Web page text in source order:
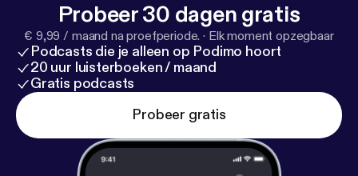
Probeer 30 dagen gratis
€ 9,99 / maand na proefperiode. · Elk moment opzegbaar
Podcasts die je alleen op Podimo hoort
20 uur luisterboeken / maand
Gratis podcasts
Probeer gratis